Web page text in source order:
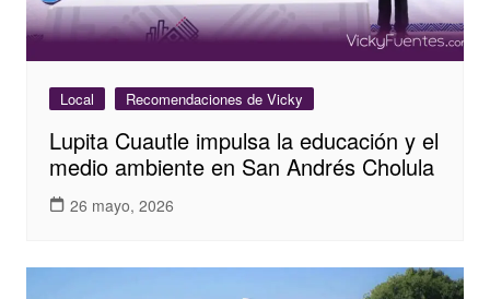
Local Recomendaciones de Vicky
Lupita Cuautle impulsa la educación y el
medio ambiente en San Andrés Cholula
26 mayo, 2026